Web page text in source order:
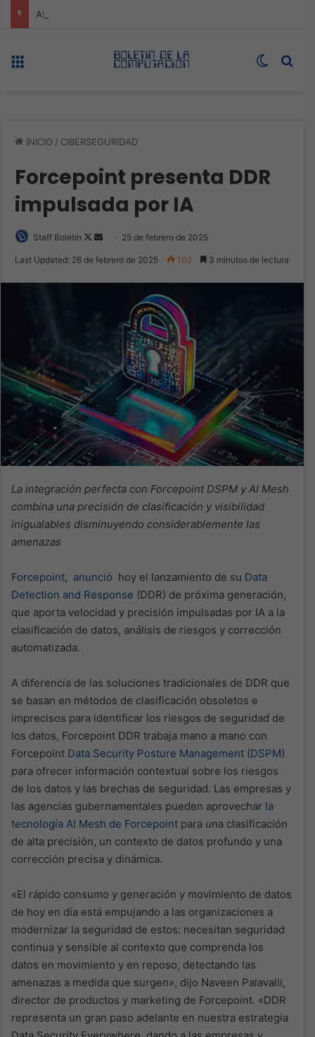
Switch
INICIO / CIBERSEGURIDAD
Forcepoint presenta DDR
impulsada por IA
Staff Boletín
Follow
Send 25 de febrero de 2025
Last Updated: 26 de febrero de 2025 102 3 minutos de lectura
La integración perfecta con Forcepoint DSPM y AI Mesh
combina una precisión de clasificación y visibilidad
inigualables disminuyendo considerablemente las
amenazas
Forcepoint, anunció hoy el lanzamiento de su Data
Detection and Response (DDR) de próxima generación,
que aporta velocidad y precisión impulsadas por IA a la
clasificación de datos, análisis de riesgos y corrección
automatizada.
A diferencia de las soluciones tradicionales de DDR que
se basan en métodos de clasificación obsoletos e
imprecisos para identificar los riesgos de seguridad de
los datos, Forcepoint DDR trabaja mano a mano con
Forcepoint Data Security Posture Management (DSPM)
para ofrecer información contextual sobre los riesgos
de los datos y las brechas de seguridad. Las empresas y
las agencias gubernamentales pueden aprovechar la
tecnología AI Mesh de Forcepoint para una clasificación
de alta precisión, un contexto de datos profundo y una
corrección precisa y dinámica.
«El rápido consumo y generación y movimiento de datos
de hoy en día está empujando a las organizaciones a
modernizar la seguridad de estos: necesitan seguridad
continua y sensible al contexto que comprenda los
datos en movimiento y en reposo, detectando las
amenazas a medida que surgen», dijo Naveen Palavalli,
director de productos y marketing de Forcepoint. «DDR
representa un gran paso adelante en nuestra estrategia